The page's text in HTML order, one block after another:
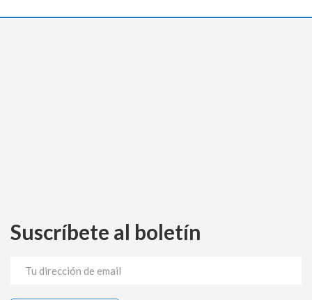
Suscríbete al boletín